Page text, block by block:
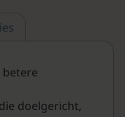
betere
doelgericht,